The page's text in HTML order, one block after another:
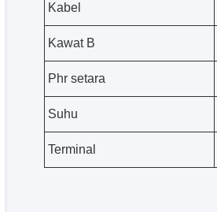
Kabel
Kawat B
Phr setara
Suhu
Terminal